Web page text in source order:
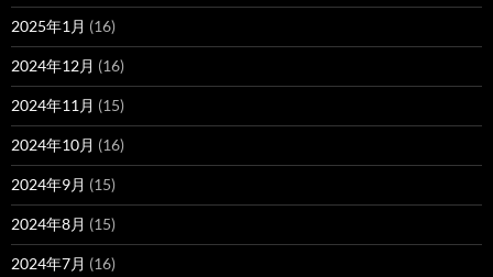
2025年1月 (16)
2024年12月 (16)
2024年11月 (15)
2024年10月 (16)
2024年9月 (15)
2024年8月 (15)
2024年7月 (16)